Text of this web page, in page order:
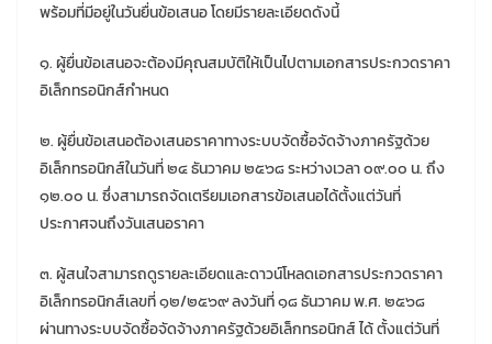
พร้อมที่มีอยู่ในวันยื่นข้อเสนอ โดยมีรายละเอียดดังนี้
๑. ผู้ยื่นข้อเสนอจะต้องมีคุณสมบัติให้เป็นไปตามเอกสารประกวดราคา
อิเล็กทรอนิกส์กำหนด
๒. ผู้ยื่นข้อเสนอต้องเสนอราคาทางระบบจัดซื้อจัดจ้างภาครัฐด้วย
อิเล็กทรอนิกส์ในวันที่ ๒๔ ธันวาคม ๒๕๖๘ ระหว่างเวลา ๐๙.๐๐ น. ถึง
๑๒.๐๐ น. ซึ่งสามารถจัดเตรียมเอกสารข้อเสนอได้ตั้งแต่วันที่
ประกาศจนถึงวันเสนอราคา
๓. ผู้สนใจสามารถดูรายละเอียดและดาวน์โหลดเอกสารประกวดราคา
อิเล็กทรอนิกส์เลขที่ ๑๒/๒๕๖๙ ลงวันที่ ๑๘ ธันวาคม พ.ศ. ๒๕๖๘
ผ่านทางระบบจัดซื้อจัดจ้างภาครัฐด้วยอิเล็กทรอนิกส์ ได้ ตั้งแต่วันที่